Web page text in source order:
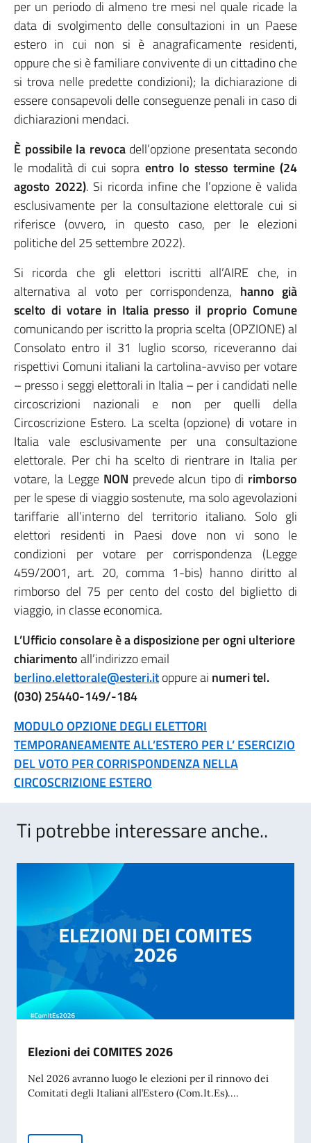
per un periodo di almeno tre mesi nel quale ricade la
data di svolgimento delle consultazioni in un Paese
estero in cui non si è anagraficamente residenti,
oppure che si è familiare convivente di un cittadino che
si trova nelle predette condizioni); la dichiarazione di
essere consapevoli delle conseguenze penali in caso di
dichiarazioni mendaci.
È possibile la revocadell’opzione presentata secondo
le modalità di cui sopra entro lo stesso termine (24
agosto 2022). Si ricorda infine che l’opzione è valida
esclusivamente per la consultazione elettorale cui si
riferisce (ovvero, in questo caso, per le elezioni
politiche del 25 settembre 2022).
Si ricorda che gli elettori iscritti all’AIRE che, in
alternativa al voto per corrispondenza, hanno già
scelto di votare in Italia presso il proprio Comune
comunicando per iscritto la propria scelta (OPZIONE) al
Consolato entro il 31 luglio scorso, riceveranno dai
rispettivi Comuni italiani la cartolina-avviso per votare
– presso i seggi elettorali in Italia – per i candidati nelle
circoscrizioni nazionali e non per quelli della
Circoscrizione Estero. La scelta (opzione) di votare in
Italia vale esclusivamente per una consultazione
elettorale. Per chi ha scelto di rientrare in Italia per
votare, la Legge NON prevede alcun tipo di rimborso
per le spese di viaggio sostenute, ma solo agevolazioni
tariffarie all’interno del territorio italiano. Solo gli
elettori residenti in Paesi dove non vi sono le
condizioni per votare per corrispondenza (Legge
459/2001, art. 20, comma 1-bis) hanno diritto al
rimborso del 75 per cento del costo del biglietto di
viaggio, in classe economica.
L’Ufficio consolare è a disposizione per ogni ulteriore
chiarimentoall’indirizzo email
berlino.elettorale@esteri.itoppure ai numeri tel.
(030) 25440-149/-184
MODULO OPZIONE DEGLI ELETTORI
TEMPORANEAMENTE ALL’ESTERO PER L’ ESERCIZIO
DEL VOTO PER CORRISPONDENZA NELLA
CIRCOSCRIZIONE ESTERO
Ti potrebbe interessare anche..
Elezioni dei COMITES 2026
Nel 2026 avranno luogo le elezioni per il rinnovo dei
Comitati degli Italiani all’Estero (Com.It.Es)....